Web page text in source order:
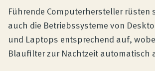
Führende Computerhersteller rüsten
auch die Betriebssysteme von
und Laptops entsprechend auf,
Blaufilter zur Nachtzeit automatisch